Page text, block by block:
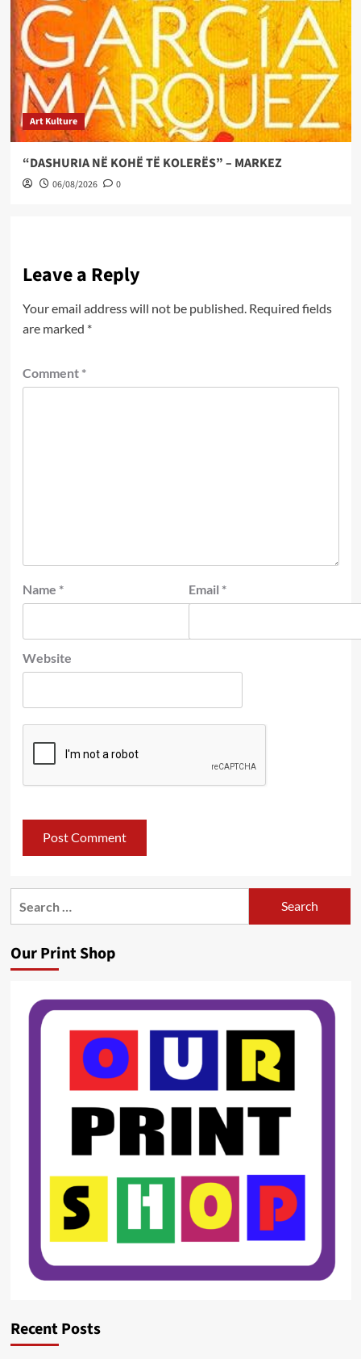
Art Kulture
“DASHURIA NË KOHË TË KOLERËS” – MARKEZ
06/08/2026 0
Leave a Reply
Your email address will not be published. Required fields
are marked *
Comment *
Name * Email *
Website
Our Print Shop
Recent Posts